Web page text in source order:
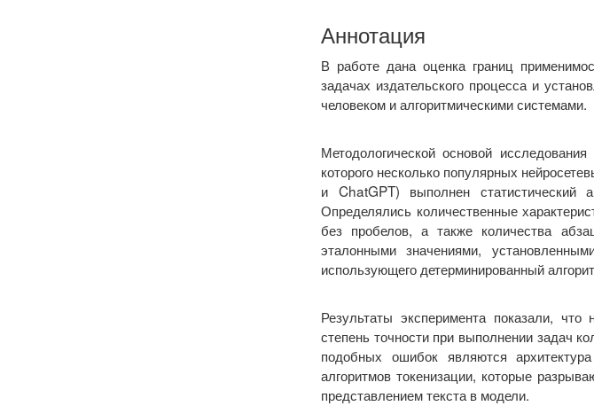
Аннотация
В работе дана оценка границ
задачах издательского процесса и
человеком и алгоритмическими системами.
Методологической основой
которого несколько популярных
и ChatGPT) выполнен статистический
Определялись количественные
без пробелов, а также количества
эталонными значениями,
использующего детерминированный
Результаты эксперимента показали,
степень точности при выполнении задач
подобных ошибок являются
алгоритмов токенизации, которые
представлением текста в модели.